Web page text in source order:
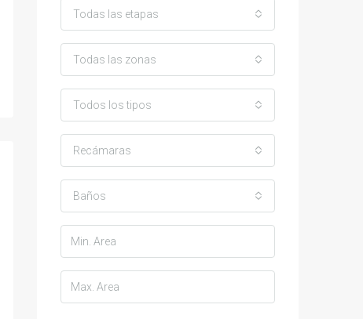
Todas las etapas
Todas las zonas
Todos los tipos
Recámaras
Baños